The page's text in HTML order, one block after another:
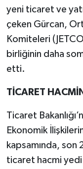
yeni ticaret ve
çeken Gürcan,
Komiteleri
birliğinin daha
etti.
TİCARET
Ticaret
Ekonomik
kapsamında, son
ticaret hacmi